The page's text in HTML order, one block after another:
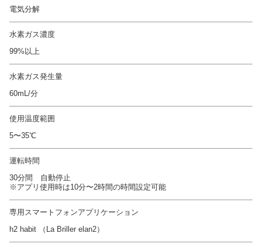
電気分解
水素ガス濃度
99%以上
水素ガス発生量
60mL/分
使用温度範囲
5〜35℃
運転時間
30分間 自動停止
※アプリ使用時は10分〜2時間の時間設定可能
専用スマートフォンアプリケーション
h2 habit （La Briller elan2）